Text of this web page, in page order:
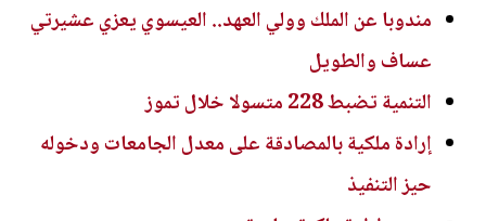
مندوبا عن الملك وولي العهد.. العيسوي يعزي عشيرتي
عساف والطويل
التنمية تضبط 228 متسولا خلال تموز
إرادة ملكية بالمصادقة على معدل الجامعات ودخوله
حيز التنفيذ